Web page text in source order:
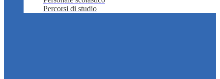
Percorsi di studio